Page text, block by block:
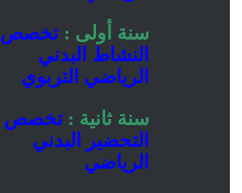
سنة أولى : تخصص
النشاط البدني
الرياضي التربوي
سنة ثانية : تخصص
التحضير البدني
الرياضي